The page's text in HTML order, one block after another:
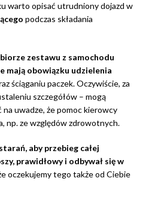
warto opisać utrudniony dojazd w
podczas składania
zestawu z samochodu
mają obowiązku udzielenia
ściąganiu paczek. Oczywiście, za
szczegółów – mogą
na uwadze, że pomoc kierowcy
np. ze względów zdrowotnych.
aby przebieg całej
prawidłowy i odbywał się w
oczekujemy tego także od Ciebie